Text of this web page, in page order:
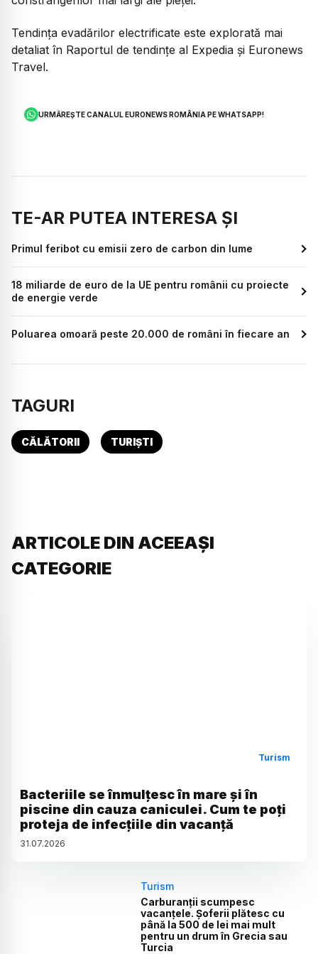
Tendința evadărilor electrificate este explorată mai
detaliat în Raportul de tendințe al Expedia și Euronews
Travel.
URMĂREȘTE CANALUL EURONEWS ROMÂNIA PE WHATSAPP!
TE-AR PUTEA INTERESA ȘI
Primul feribot cu emisii zero de carbon din lume
18 miliarde de euro de la UE pentru românii cu proiecte
de energie verde
Poluarea omoară peste 20.000 de români în fiecare an
TAGURI
CĂLĂTORII TURIȘTI
ARTICOLE DIN ACEEAȘI
CATEGORIE
Turism
Bacteriile se înmulțesc în mare și în
piscine din cauza caniculei. Cum te poți
proteja de infecțiile din vacanță
31.07.2026
Turism
Carburanții scumpesc
vacanțele. Șoferii plătesc cu
până la 500 de lei mai mult
pentru un drum în Grecia sau
Turcia